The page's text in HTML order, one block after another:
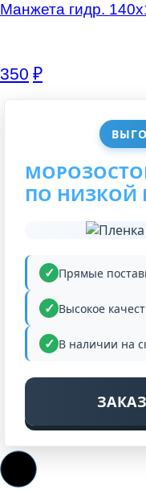
ПО НИЗКОЙ
Прямые
Высокое
В наличии на
Манжета гидр.
350 ₽